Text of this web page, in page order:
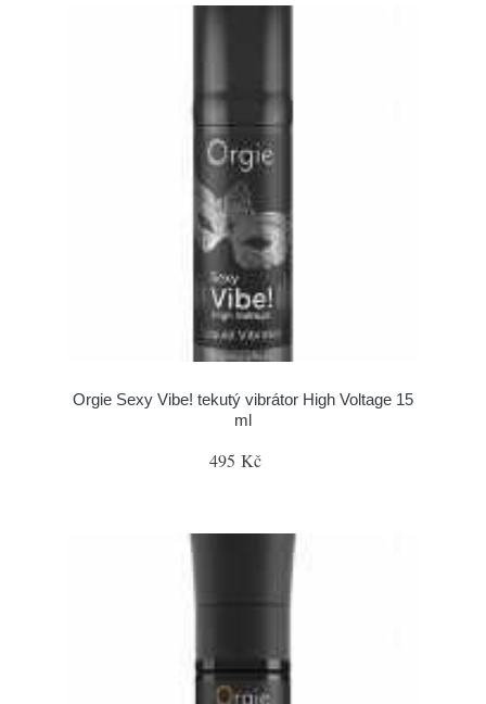
Orgie Sexy Vibe! tekutý vibrátor High Voltage 15
ml
495 Kč